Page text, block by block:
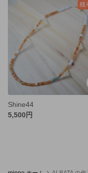
残
Shine44
5,500円